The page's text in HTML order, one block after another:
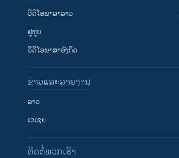
ວີດີໂອພາສາລາວ
ຢູທູບ
ວີດີໂອພາສາອັງກິດ
ຂ່າວແລະລາຍງານ
ລາວ
ເອເຊຍ
ຕິດຕໍ່ພວກເຮົາ